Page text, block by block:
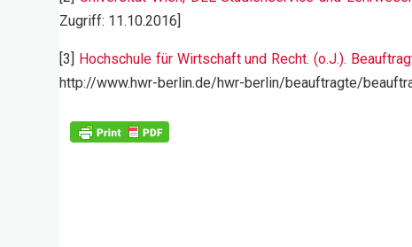
Zugriff: 11.10.2016]
[3] Hochschule für Wirtschaft und Recht. (o.J.).
http://www.hwr-berlin.de/hwr-berlin/beauftragte/